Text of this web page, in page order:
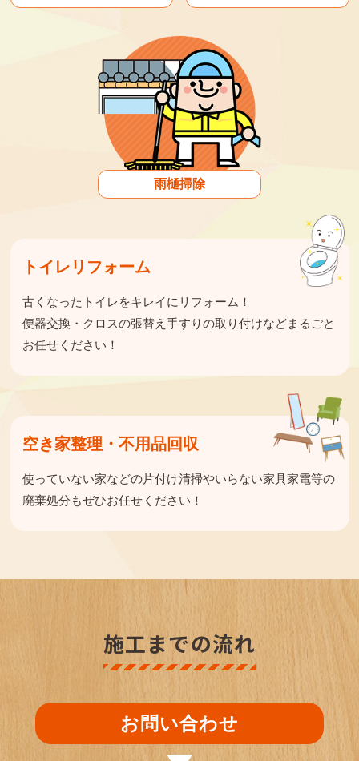
雨樋掃除
トイレリフォーム
古くなったトイレをキレイにリフォーム！
便器交換・クロスの張替え手すりの取り付けなどまるごと
お任せください！
空き家整理・不用品回収
使っていない家などの片付け清掃やいらない家具家電等の
廃棄処分もぜひお任せください！
施工までの流れ
お問い合わせ